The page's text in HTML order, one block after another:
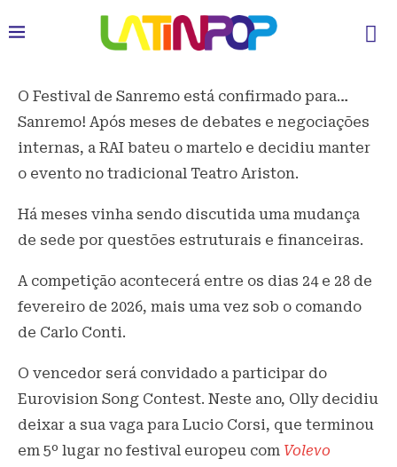
O Festival de Sanremo está confirmado para…
Sanremo! Após meses de debates e negociações
internas, a RAI bateu o martelo e decidiu manter
o evento no tradicional Teatro Ariston.
Há meses vinha sendo discutida uma mudança
de sede por questões estruturais e financeiras.
A competição acontecerá entre os dias 24 e 28 de
fevereiro de 2026, mais uma vez sob o comando
de Carlo Conti.
O vencedor será convidado a participar do
Eurovision Song Contest. Neste ano, Olly decidiu
deixar a sua vaga para Lucio Corsi, que terminou
em 5º lugar no festival europeu com Volevo